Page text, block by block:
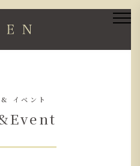
イベント